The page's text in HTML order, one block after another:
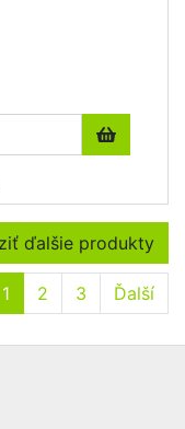
ďalšie produkty
1 2 3 Ďalší